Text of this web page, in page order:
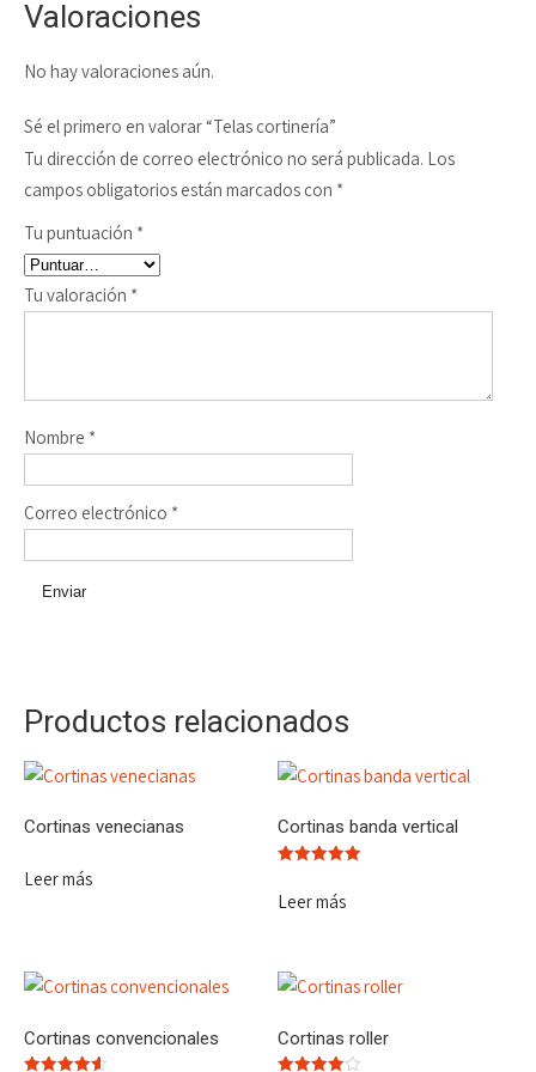
Valoraciones
No hay valoraciones aún.
Sé el primero en valorar “Telas cortinería”
Tu dirección de correo electrónico no será publicada. Los
campos obligatorios están marcados con *
Tu puntuación *
Tu valoración *
Nombre *
Correo electrónico *
Productos relacionados
Cortinas venecianas
Leer más
Cortinas banda vertical
5.00
Leer más
Cortinas convencionales Cortinas roller